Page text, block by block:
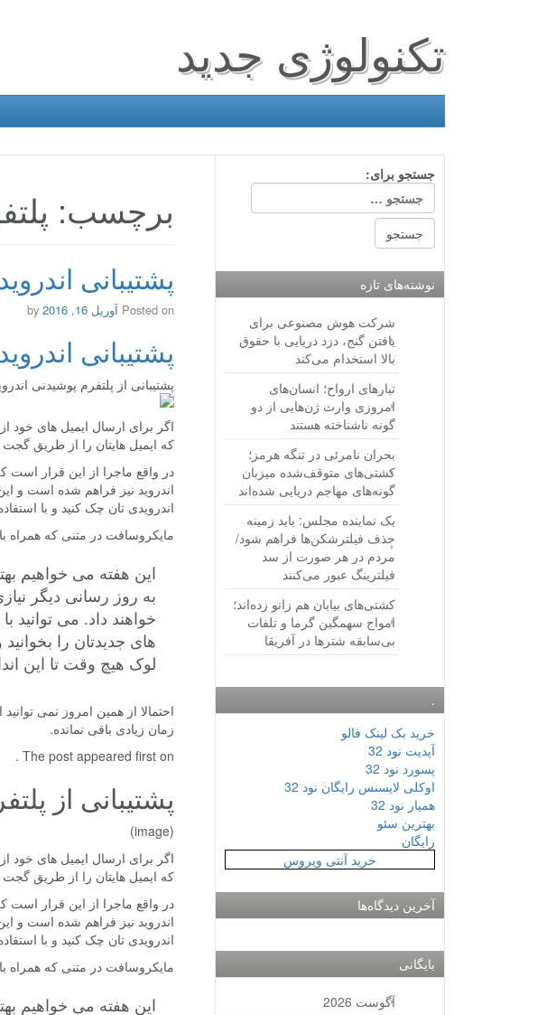
تکنولوژی جدید
برچسب:
پشتیبانی
Posted on آوریل 16, 2016 by
پشتیبانی
پشتیبانی از پلتفرم پوشیدنی
اگر برای ارسال ایمیل های خود
که ایمیل هایتان را از طریق
اندروید نیز فراهم شده است و
اندرویدی تان چک کنید و با
مایکروسافت در متنی که همراه
به روز رسانی دیگر
خواهند داد. می
های جدیدتان را
لوک هیچ وقت تا این
احتمالا از همین امروز نمی
زمان زیادی باقی نمانده.
The post appeared first on .
پشتیبانی از
(image)
اگر برای ارسال ایمیل های خود
که ایمیل هایتان را از طریق
اندروید نیز فراهم شده است و
اندرویدی تان چک کنید و با
مایکروسافت در متنی که همراه
جستجو برای:
نوشته‌های تازه
شرکت هوش مصنوعی برای
یافتن گنج، دزد دریایی با حقوق
بالا استخدام می‌کند
تبارهای ارواح؛ انسان‌های
امروزی وارث ژن‌هایی از دو
گونه ناشناخته هستند
بحران نامرئی در تنگه هرمز؛
کشتی‌های متوقف‌شده میزبان
گونه‌های مهاجم دریایی شده‌اند
یک نماینده مجلس: باید زمینه
حذف فیلترشکن‌ها فراهم شود/
مردم در هر صورت از سد
فیلترینگ عبور می‌کنند
کشتی‌های بیابان هم زانو زده‌اند؛
امواج سهمگین گرما و تلفات
بی‌سابقه شترها در آفریقا
.
خرید بک لینک فالو
آپدیت نود 32
پسورد نود 32
اوکلی لایسنس رایگان نود 32
همیار نود 32
بهترین سئو
رایگان
خرید آنتی ویروس
آخرین دیدگاه‌ها
بایگانی
آگوست 2026